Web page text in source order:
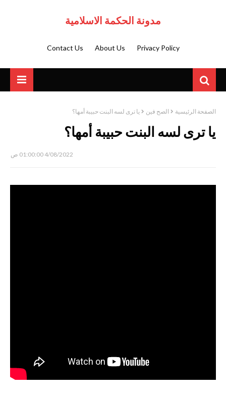
مدونة الحكمة الاسلامية
Privacy Policy
About Us
Contact Us
الصفحة الرئيسية الصح فين يا ترى لسه البنت حبيبة أمها؟
يا ترى لسه البنت حبيبة أمها؟
4/08/2022 01:00:00 ص